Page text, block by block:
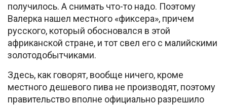
получилось. А снимать что-то надо. Поэтому
Валерка нашел местного «фиксера», причем
русского, который обосновался в этой
африканской стране, и тот свел его с малийскими
золотодобытчиками.
Здесь, как говорят, вообще ничего, кроме
местного дешевого пива не производят, поэтому
правительство вполне официально разрешило